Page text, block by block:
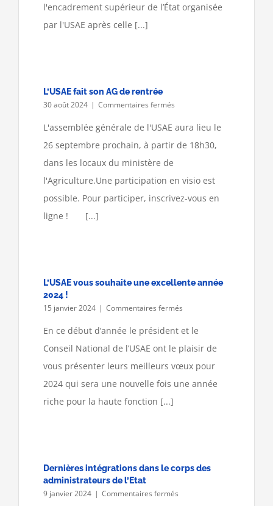
l'encadrement supérieur de l’État organisée
par l'USAE après celle [...]
L’USAE fait son AG de rentrée
30 août 2024 | Commentaires fermés
fait
AG
L'assemblée générale de l'USAE aura lieu le
26 septembre prochain, à partir de 18h30,
dans les locaux du ministère de
l'Agriculture.Une participation en visio est
possible. Pour participer, inscrivez-vous en
ligne ! [...]
L’USAE vous souhaite une excellente année
2024 !
15 janvier 2024 | Commentaires fermés
vous
une
excellente
année
2024
En ce début d’année le président et le
Conseil National de l’USAE ont le plaisir de
vous présenter leurs meilleurs vœux pour
2024 qui sera une nouvelle fois une année
riche pour la haute fonction [...]
Dernières intégrations dans le corps des
administrateurs de l’Etat
9 janvier 2024 | Commentaires fermés